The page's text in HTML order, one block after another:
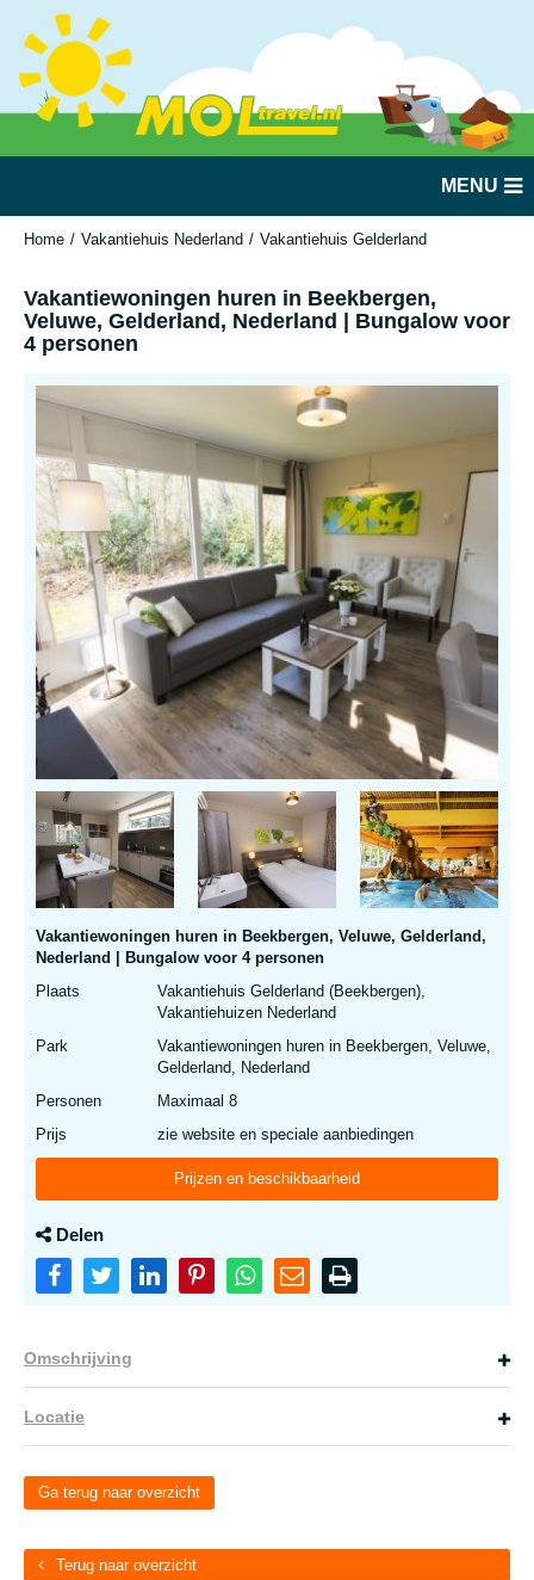
MENU
Home Vakantiehuis Nederland Vakantiehuis Gelderland
Vakantiewoningen huren in Beekbergen,
Veluwe, Gelderland, Nederland | Bungalow voor
4 personen
Vakantiewoningen huren in Beekbergen, Veluwe, Gelderland,
Nederland | Bungalow voor 4 personen
Plaats
Vakantiehuis Gelderland (Beekbergen),
Vakantiehuizen Nederland
Park
Vakantiewoningen huren in Beekbergen, Veluwe,
Gelderland, Nederland
Personen
Maximaal 8
Prijs
zie website en speciale aanbiedingen
Prijzen en beschikbaarheid
Delen
Omschrijving
Locatie
Ga terug naar overzicht
Terug naar overzicht